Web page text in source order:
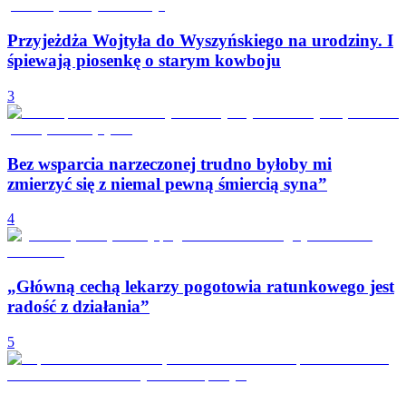
Przyjeżdża Wojtyła do Wyszyńskiego na urodziny. I
śpiewają piosenkę o starym kowboju
3
Bez wsparcia narzeczonej trudno byłoby mi
zmierzyć się z niemal pewną śmiercią syna”
4
„Główną cechą lekarzy pogotowia ratunkowego jest
radość z działania”
5